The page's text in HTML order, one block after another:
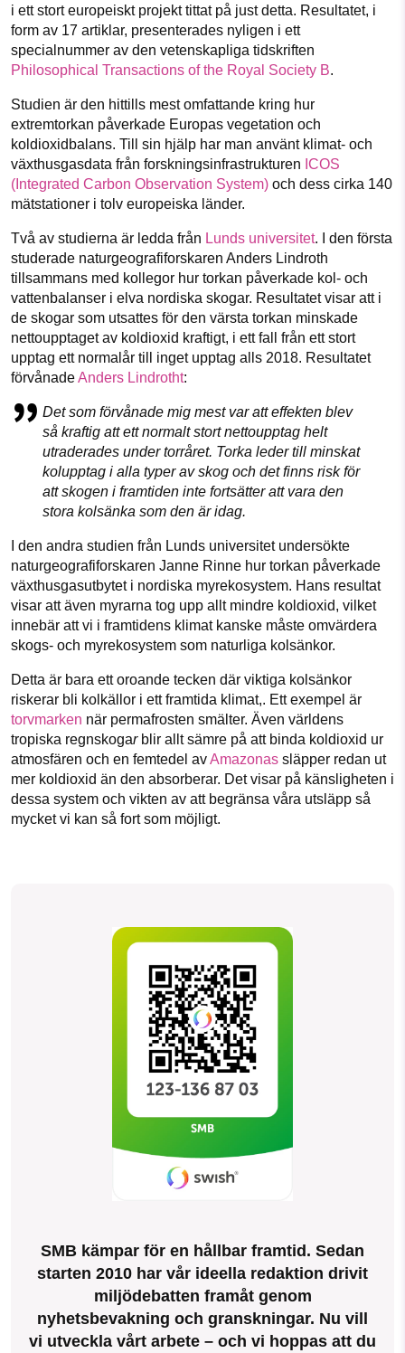
i ett stort europeiskt projekt tittat på just detta. Resultatet, i
form av 17 artiklar, presenterades nyligen i ett
specialnummer av den vetenskapliga tidskriften
Philosophical Transactions of the Royal Society B.
Studien är den hittills mest omfattande kring hur
extremtorkan påverkade Europas vegetation och
koldioxidbalans. Till sin hjälp har man använt klimat- och
växthusgasdata från forskningsinfrastrukturen ICOS
(Integrated Carbon Observation System) och dess cirka 140
mätstationer i tolv europeiska länder.
Två av studierna är ledda från Lunds universitet. I den första
studerade naturgeografiforskaren Anders Lindroth
tillsammans med kollegor hur torkan påverkade kol- och
vattenbalanser i elva nordiska skogar. Resultatet visar att i
de skogar som utsattes för den värsta torkan minskade
nettoupptaget av koldioxid kraftigt, i ett fall från ett stort
upptag ett normalår till inget upptag alls 2018. Resultatet
förvånadeAnders Lindrotht:
Det som förvånade mig mest var att effekten blev
så kraftig att ett normalt stort nettoupptag helt
utraderades under torråret. Torka leder till minskat
kolupptag i alla typer av skog och det finns risk för
att skogen i framtiden inte fortsätter att vara den
stora kolsänka som den är idag.
I den andra studien från Lunds universitet undersökte
naturgeografiforskaren Janne Rinne hur torkan påverkade
växthusgasutbytet i nordiska myrekosystem. Hans resultat
visar att även myrarna tog upp allt mindre koldioxid, vilket
innebär att vi i framtidens klimat kanske måste omvärdera
skogs- och myrekosystem som naturliga kolsänkor.
Detta är bara ett oroande tecken där viktiga kolsänkor
riskerar bli kolkällor i ett framtida klimat,. Ett exempel är
torvmarken när permafrosten smälter. Även världens
tropiska regnskogarblir allt sämre på att binda koldioxid ur
atmosfären och en femtedel avAmazonas släpper redan ut
mer koldioxid än den absorberar. Det visar på känsligheten i
dessa system och vikten av att begränsa våra utsläpp så
mycket vi kan så fort som möjligt.
SMB kämpar för en hållbar framtid. Sedan
starten 2010 har vår ideella redaktion drivit
miljödebatten framåt genom
nyhetsbevakning och granskningar. Nu vill
vi utveckla vårt arbete – och vi hoppas att du